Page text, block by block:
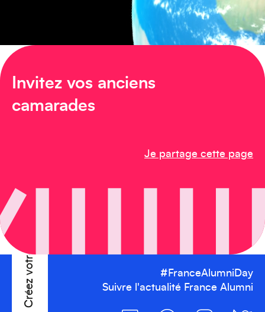
Invitez vos anciens
camarades
Je partage cette page
Créez votre événement
Afrique
#FranceAlumniDay
Suivre l'actualité France Alumni